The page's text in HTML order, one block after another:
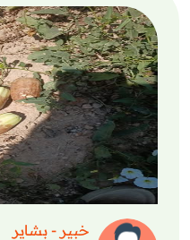
خبير - بشاير